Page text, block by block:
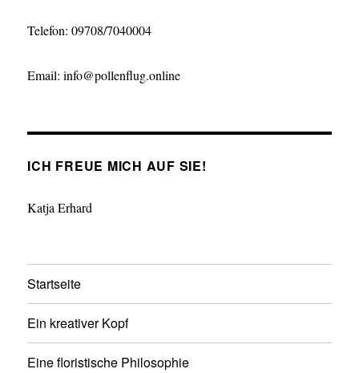
Telefon: 09708/7040004
Email: info@pollenflug.online
ICH FREUE MICH AUF SIE!
Katja Erhard
Startseite
Ein kreativer Kopf
Eine floristische Philosophie